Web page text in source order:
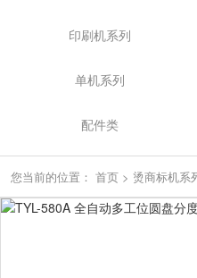
印刷机系列
单机系列
配件类
您当前的位置： 首页 > 烫商标机系